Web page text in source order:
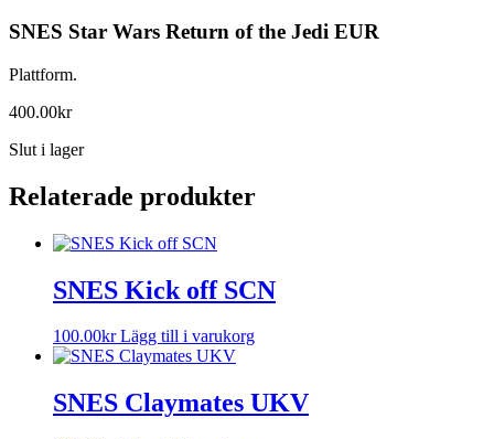
SNES Star Wars Return of the Jedi EUR
Plattform.
400.00kr
Slut i lager
Relaterade produkter
SNES Kick off SCN
100.00kr Lägg till i varukorg
SNES Claymates UKV